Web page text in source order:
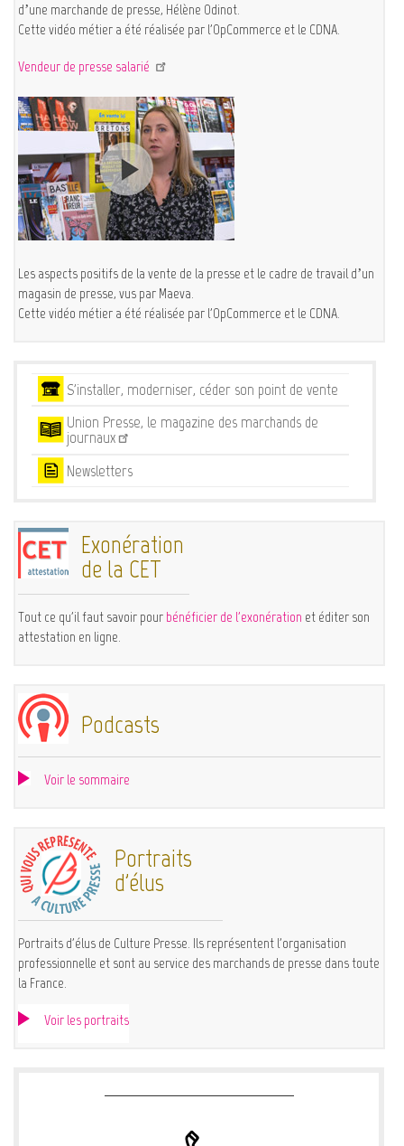
d’une marchande de presse, Hélène Odinot.
Cette vidéo métier a été réalisée par l'OpCommerce et le CDNA.
Vendeur de presse salarié
Les aspects positifs de la vente de la presse et le cadre de travail d’un
magasin de presse, vus par Maeva.
Cette vidéo métier a été réalisée par l'OpCommerce et le CDNA.
Services
S'installer, moderniser, céder son point de vente
Union Presse, le magazine des marchands de
journaux
Newsletters
Exonération
de la CET
Tout ce qu'il faut savoir pour bénéficier de l'exonération et éditer son
attestation en ligne.
Podcasts
Voir le sommaire
Portraits
d'élus
Portraits d'élus de Culture Presse. Ils représentent l'organisation
professionnelle et sont au service des marchands de presse dans toute
la France.
Voir les portraits